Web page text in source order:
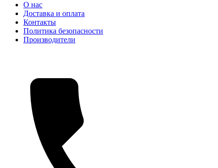
О нас
Доставка и оплата
Контакты
Политика безопасности
Производители